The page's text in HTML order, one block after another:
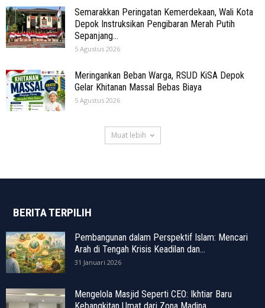
Semarakkan Peringatan Kemerdekaan, Wali Kota
Depok Instruksikan Pengibaran Merah Putih
Sepanjang...
5 Agustus 2026
Meringankan Beban Warga, RSUD KiSA Depok
Gelar Khitanan Massal Bebas Biaya
5 Agustus 2026
Muat lebih
BERITA TERPILIH
Pembangunan dalam Perspektif Islam: Mencari
Arah di Tengah Krisis Keadilan dan...
31 Januari 2026
Mengelola Masjid Seperti CEO: Ikhtiar Baru
Kebangkitan Umat dari Zona Madina